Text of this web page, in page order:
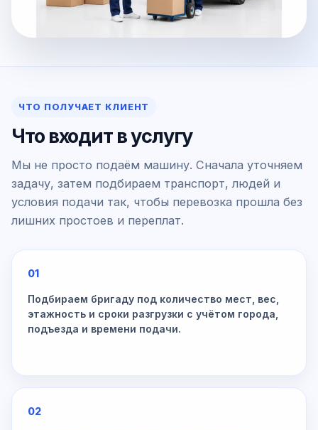
ЧТО ПОЛУЧАЕТ КЛИЕНТ
Что входит в услугу
Мы не просто подаём машину. Сначала уточняем
задачу, затем подбираем транспорт, людей и
условия подачи так, чтобы перевозка прошла без
лишних простоев и переплат.
01
Подбираем бригаду под количество мест, вес,
этажность и сроки разгрузки с учётом города,
подъезда и времени подачи.
02